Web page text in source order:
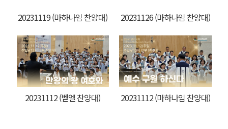
20231119 (마하나임 찬양대) 20231126 (마하나임 찬양대)
20231112 (벧엘 찬양대) 20231112 (마하나임 찬양대)